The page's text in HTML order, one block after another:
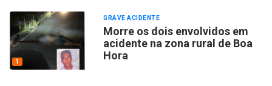
1
GRAVE ACIDENTE
Morre os dois envolvidos em
acidente na zona rural de Boa
Hora